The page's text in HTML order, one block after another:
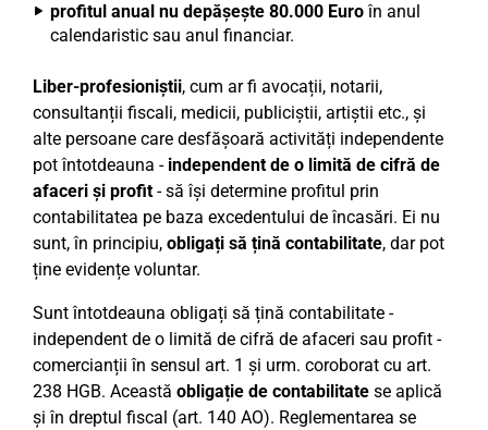
profitul anual nu depășește 80.000 Euroîn anul
calendaristic sau anul financiar.
Liber-profesioniștii, cum ar fi avocații, notarii,
consultanții fiscali, medicii, publiciștii, artiștii etc., și
alte persoane care desfășoară activități independente
pot întotdeauna - independent de o limită de cifră de
afaceri și profit- să își determine profitul prin
contabilitatea pe baza excedentului de încasări. Ei nu
sunt, în principiu, obligați să țină contabilitate, dar pot
ține evidențe voluntar.
Sunt întotdeauna obligați să țină contabilitate -
independent de o limită de cifră de afaceri sau profit -
comercianții în sensul art. 1 și urm. coroborat cu art.
238 HGB. Această obligație de contabilitate se aplică
și în dreptul fiscal (art. 140 AO). Reglementarea se